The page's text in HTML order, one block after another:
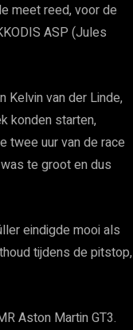
meet reed, voor de
ASP (Jules
Kelvin van der Linde,
konden starten,
twee uur van de race
te groot en dus
eindigde mooi als
tijdens de pitstop,
Aston Martin GT3.